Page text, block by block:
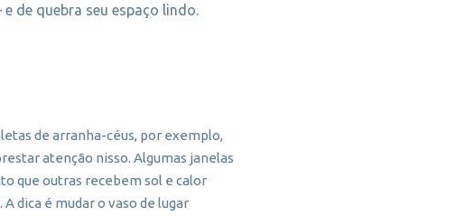
de quebra seu espaço lindo.
de arranha-céus, por exemplo,
atenção nisso. Algumas janelas
que outras recebem sol e calor
dica é mudar o vaso de lugar